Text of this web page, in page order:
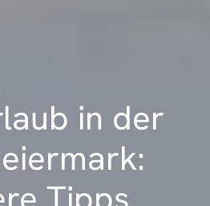
in der